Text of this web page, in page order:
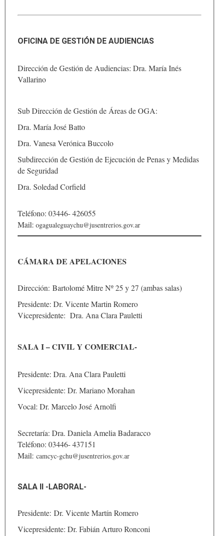
OFICINA DE GESTIÓN DE AUDIENCIAS
Dirección de Gestión de Audiencias: Dra. María Inés
Vallarino
Sub Dirección de Gestión de Áreas de OGA:
Dra. María José Batto
Dra. Vanesa Verónica Buccolo
Subdirección de Gestión de Ejecución de Penas y Medidas
de Seguridad
Dra. Soledad Corfield
Teléfono: 03446- 426055
Mail: ogagualeguaychu@jusentrerios.gov.ar
CÁMARA DE APELACIONES
Dirección: Bartolomé Mitre Nº 25 y 27 (ambas salas)
Presidente: Dr. Vicente Martin Romero
Vicepresidente: Dra. Ana Clara Pauletti
SALA I – CIVIL Y COMERCIAL-
Presidente: Dra. Ana Clara Pauletti
Vicepresidente: Dr. Mariano Morahan
Vocal: Dr. Marcelo José Arnolfi
Secretaría: Dra. Daniela Amelia Badaracco
Teléfono: 03446- 437151
Mail: camcyc-gchu@jusentrerios.gov.ar
SALA II -LABORAL-
Presidente: Dr. Vicente Martín Romero
Vicepresidente: Dr. Fabián Arturo Ronconi